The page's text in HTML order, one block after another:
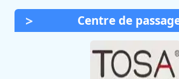
Centre de